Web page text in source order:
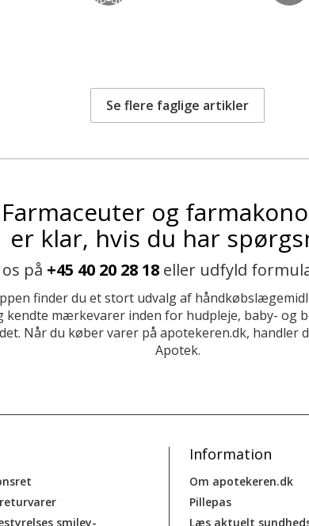
Se flere faglige artikler
Farmaceuter og
er klar, hvis du har
på +45 40 20 28 18 eller udfyld
finder du et stort udvalg af
kendte mærkevarer inden for hudpleje, baby- og
Når du køber varer på apotekeren.dk, handler
Apotek.
smiley-
Information
Om apotekeren.dk
Pillepas
Læs aktuelt